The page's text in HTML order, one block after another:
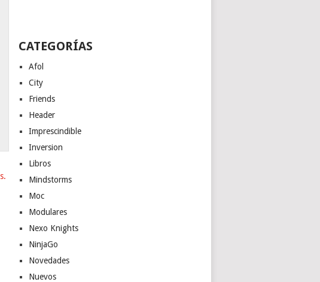
CATEGORÍAS
Afol
City
Friends
Header
Imprescindible
Inversion
Libros
Mindstorms
Moc
Modulares
Nexo Knights
NinjaGo
Novedades
Nuevos